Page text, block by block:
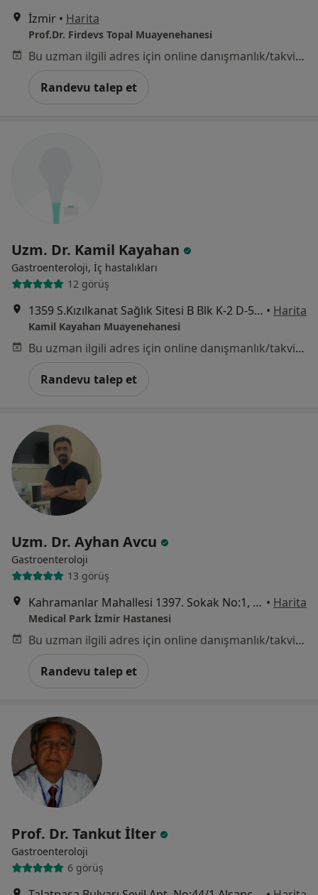
İzmir • Harita
Prof.Dr. Firdevs Topal Muayenehanesi
Bu uzman ilgili adres için online danışmanlık/takvim sunmuyor.
Randevu talep et
Uzm. Dr. Kamil Kayahan
Gastroenteroloji, İç hastalıkları
12 görüş
1359 S.Kızılkanat Sağlık Sitesi B Blk K-2 D-5 Alsancak, İzmir • Harita
Kamil Kayahan Muayenehanesi
Bu uzman ilgili adres için online danışmanlık/takvim sunmuyor.
Randevu talep et
Uzm. Dr. Ayhan Avcu
Gastroenteroloji
13 görüş
Kahramanlar Mahallesi 1397. Sokak No:1, Konak • Harita
Medical Park İzmir Hastanesi
Bu uzman ilgili adres için online danışmanlık/takvim sunmuyor.
Randevu talep et
Prof. Dr. Tankut İlter
Gastroenteroloji
6 görüş